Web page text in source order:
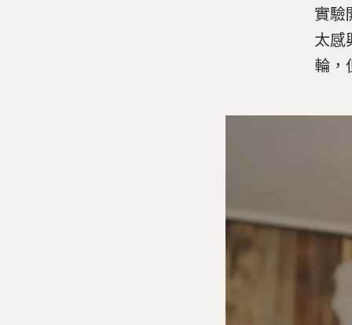
實驗
太感
輪，